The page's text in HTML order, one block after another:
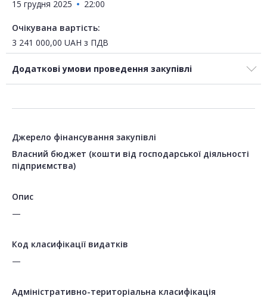
15 грудня 2025
22:00
Очікувана вартість:
3 241 000,00 UAH з ПДВ
Додаткові умови проведення закупівлі
Джерело фінансування закупівлі
Власний бюджет (кошти від господарської діяльності
підприємства)
Опис
—
Код класифікації видатків
—
Адміністративно-територіальна класифікація